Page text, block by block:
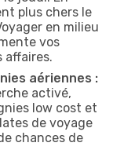
plus chers le
en milieu
vos
affaires.
aériennes :
activé,
low cost et
de voyage
chances de